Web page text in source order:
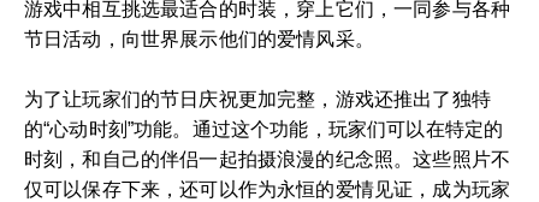
游戏中相互挑选最适合的时装，穿上它们，一同参与各种
节日活动，向世界展示他们的爱情风采。
为了让玩家们的节日庆祝更加完整，游戏还推出了独特
的“心动时刻”功能。通过这个功能，玩家们可以在特定的
时刻，和自己的伴侣一起拍摄浪漫的纪念照。这些照片不
仅可以保存下来，还可以作为永恒的爱情见证，成为玩家